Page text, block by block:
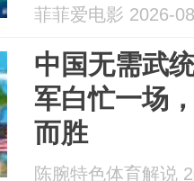
菲菲爱电影 2026-
中国无需武
军白忙一场
而胜
陈腕特色体育解说